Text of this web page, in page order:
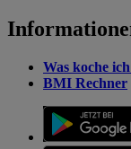
Was koche
BMI Rechner